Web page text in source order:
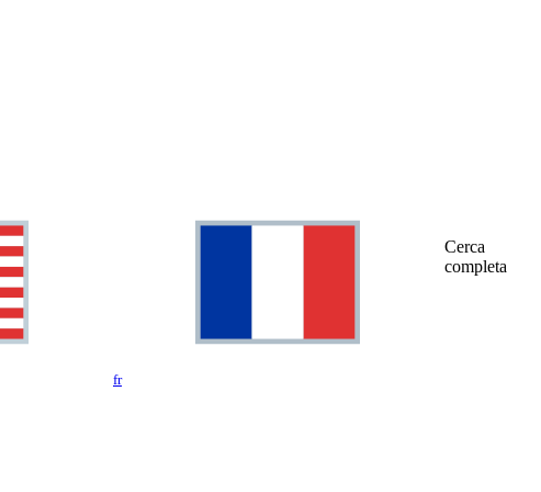
fr
Cerca
completa